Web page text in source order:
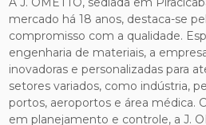
mercado há 18 anos, destaca-se
compromisso com a qualidade.
engenharia de materiais, a
inovadoras e personalizadas para
setores variados, como indústria,
portos, aeroportos e área médica.
em planejamento e controle, a J.